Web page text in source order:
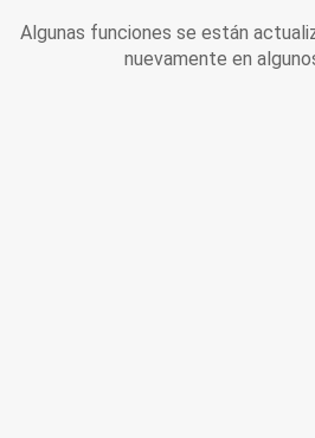
Algunas funciones se están
nuevamente en